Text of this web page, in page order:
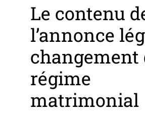
Le contenu
l’annonce
changement
régime
matrimonial